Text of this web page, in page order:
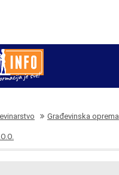
Građevinska oprema